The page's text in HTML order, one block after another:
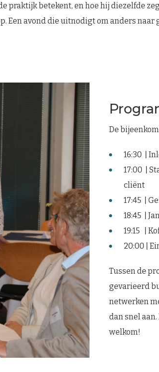
praktijk betekent, en hoe hij diezelfde
Een avond die uitnodigt om anders naar
De
16:30 |
17:00 |
cliënt
17:45 |
18:45 |
19:15 |
20:00 |
Tussen de
gevarieerd
netwerken
dan snel
welkom!